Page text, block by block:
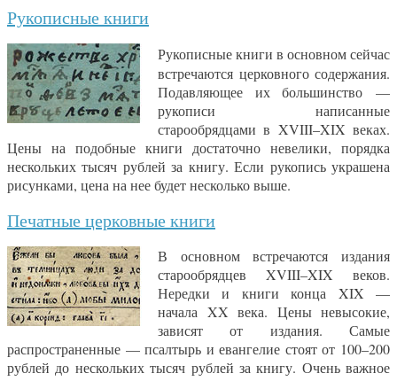
Рукописные книги
Рукописные книги в основном сейчас
встречаются церковного содержания.
Подавляющее их большинство —
рукописи написанные
старообрядцами в XVIII–XIX веках.
Цены на подобные книги достаточно невелики, порядка
нескольких тысяч рублей за книгу. Если рукопись украшена
рисунками, цена на нее будет несколько выше.
Печатные церковные книги
В основном встречаются издания
старообрядцев XVIII–XIX веков.
Нередки и книги конца XIX —
начала XX века. Цены невысокие,
зависят от издания. Самые
распространенные — псалтырь и евангелие стоят от 100–200
рублей до нескольких тысяч рублей за книгу. Очень важное